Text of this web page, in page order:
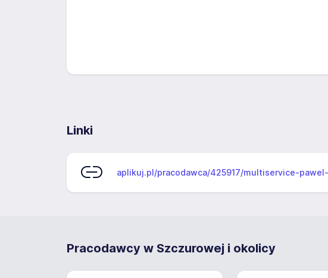
Linki
aplikuj.pl/pracodawca/425917/multiservice-
Pracodawcy w Szczurowej i okolicy